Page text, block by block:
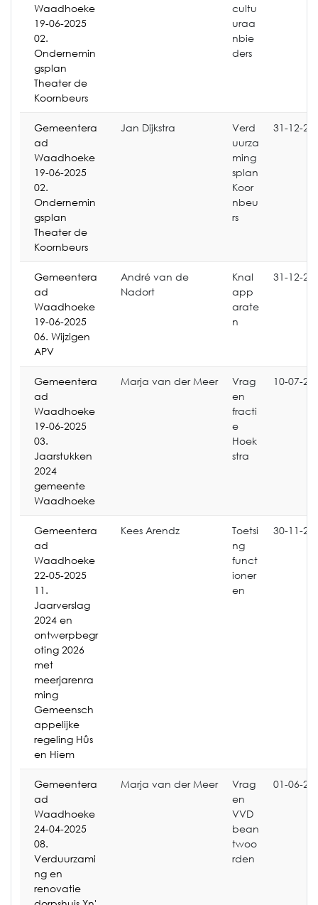
Waadhoeke
19-06-2025
02.
Ondernemin
gsplan
Theater de
Koornbeurs
cultu
uraa
nbie
ders
Gemeentera
ad
Waadhoeke
19-06-2025
02.
Ondernemin
gsplan
Theater de
Koornbeurs
Jan Dijkstra
Verd
uurza
ming
splan
Koor
nbeu
rs
31-12-
Gemeentera
ad
Waadhoeke
19-06-2025
06. Wijzigen
APV
André van de
Nadort
Knal
app
arate
n
31-12-
Gemeentera
ad
Waadhoeke
19-06-2025
03.
Jaarstukken
2024
gemeente
Waadhoeke
Marja van der Meer
Vrag
en
fracti
e
Hoek
stra
10-07-
Gemeentera
ad
Waadhoeke
22-05-2025
11.
Jaarverslag
2024 en
ontwerpbegr
oting 2026
met
meerjarenra
ming
Gemeensch
appelijke
regeling Hûs
en Hiem
Kees Arendz
Toetsi
ng
funct
ioner
en
30-11-
Gemeentera
ad
Waadhoeke
24-04-2025
08.
Verduurzami
ng en
renovatie
Marja van der Meer
Vrag
en
VVD
bean
twoo
rden
01-06-